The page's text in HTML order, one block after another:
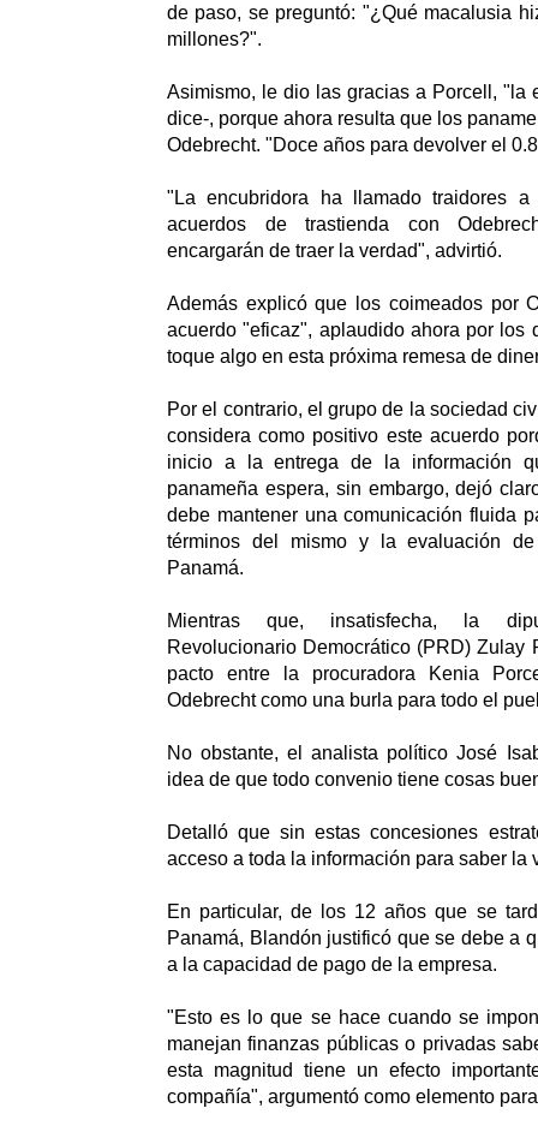
de paso, se preguntó: "¿Qué macalusia
millones?".
Asimismo, le dio las gracias a Porcell, "la
dice-, porque ahora resulta que los
Odebrecht. "Doce años para devolver el
"La encubridora ha llamado traidores
acuerdos de trastienda con
encargarán de traer la verdad", advirtió.
Además explicó que los coimeados por
acuerdo "eficaz", aplaudido ahora por los
toque algo en esta próxima remesa de
Por el contrario, el grupo de la sociedad
considera como positivo este acuerdo
inicio a la entrega de la información
panameña espera, sin embargo, dejó
debe mantener una comunicación fluida
términos del mismo y la evaluación
Panamá.
Mientras que, insatisfecha, la
Revolucionario Democrático (PRD) Zulay
pacto entre la procuradora Kenia
Odebrecht como una burla para todo el
No obstante, el analista político José
idea de que todo convenio tiene cosas
Detalló que sin estas concesiones
acceso a toda la información para saber la
En particular, de los 12 años que se
Panamá, Blandón justificó que se debe a
a la capacidad de pago de la empresa.
"Esto es lo que se hace cuando se
manejan finanzas públicas o privadas
esta magnitud tiene un efecto
compañía", argumentó como elemento